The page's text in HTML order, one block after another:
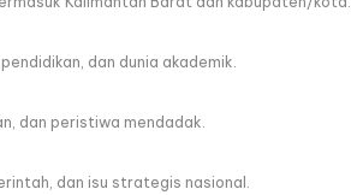
dan dunia akademik.
dan peristiwa mendadak.
dan isu strategis nasional.